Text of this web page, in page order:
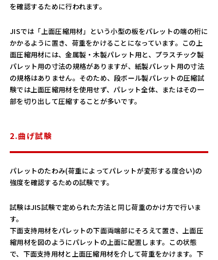
を確認するために行われます。
JISでは「上面圧縮用材」という小型の板をパレットの端の桁に
かかるように置き、荷重をかけることになっています。この上
面圧縮用材には、金属製・木製パレット用と、プラスチック製
パレット用の寸法の規格がありますが、紙製パレット用の寸法
の規格はありません。そのため、段ボール製パレットの圧縮試
験では上面圧縮用材を使用せず、パレット全体、またはその一
部を切り出して圧縮することが多いです。
2.曲げ試験
パレットのたわみ(荷重によってパレットが変形する度合い)の
強度を確認するための試験です。
試験はJIS試験で定められた方法と同じ荷重のかけ方で行いま
す。
下面支持用材をパレットの下面両端部にそろえて置き、上面圧
縮用材を図のようにパレットの上面に配置します。この状態
で、下面支持用材と上面圧縮用材を介して荷重をかけます。下